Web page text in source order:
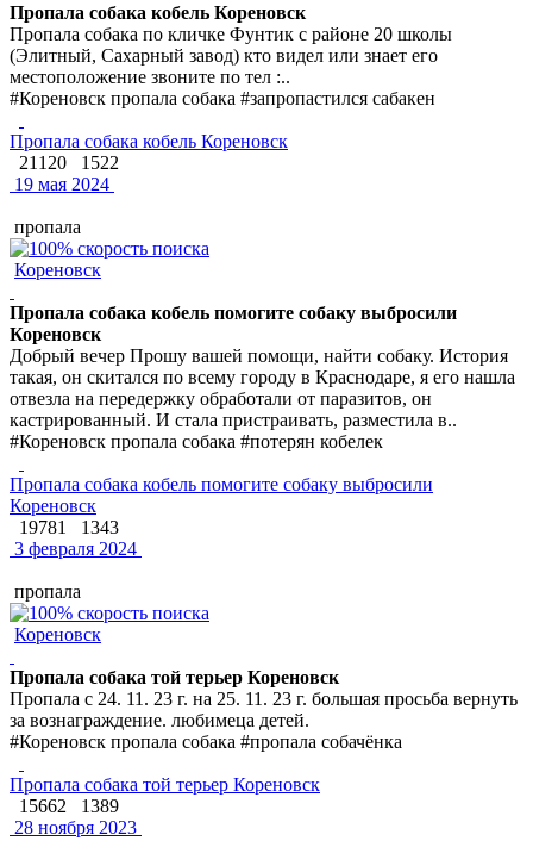
Пропала собака кобель Кореновск
Пропала собака по кличке Фунтик с районе 20 школы
(Элитный, Сахарный завод) кто видел или знает его
местоположение звоните по тел :..
#Кореновск пропала собака #запропастился сабакен
Пропала собака кобель Кореновск
21120
1522
19 мая 2024
пропала
Кореновск
Пропала собака кобель помогите собаку выбросили
Кореновск
Добрый вечер Прошу вашей помощи, найти собаку. История
такая, он скитался по всему городу в Краснодаре, я его нашла
отвезла на передержку обработали от паразитов, он
кастрированный. И стала пристраивать, разместила в..
#Кореновск пропала собака #потерян кобелек
Пропала собака кобель помогите собаку выбросили
Кореновск
19781
1343
3 февраля 2024
пропала
Кореновск
Пропала собака той терьер Кореновск
Пропала с 24. 11. 23 г. на 25. 11. 23 г. большая просьба вернуть
за вознаграждение. любимеца детей.
#Кореновск пропала собака #пропала собачёнка
Пропала собака той терьер Кореновск
15662
1389
28 ноября 2023